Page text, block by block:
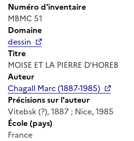
Numéro d'inventaire
MBMC 51
Domaine
dessin
Titre
MOISE ET LA PIERRE D'HOREB
Auteur
Chagall Marc (1887-1985)
Précisions sur l'auteur
Vitebsk (?), 1887 ; Nice, 1985
École (pays)
France